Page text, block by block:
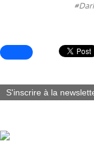
S'inscrire à la